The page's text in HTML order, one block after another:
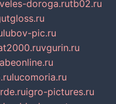
veles-doroga.rutb02.ru
lubov-pic.ru
vgurin.ru
lucomoria.ru
igro-pictures.ru